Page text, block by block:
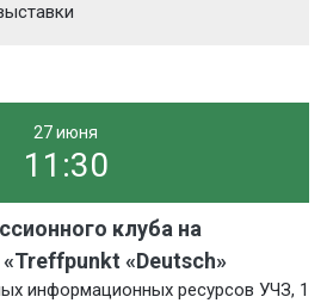
27 июня
11:30
клуба на
«Deutsch»
информационных ресурсов УЧЗ, 1